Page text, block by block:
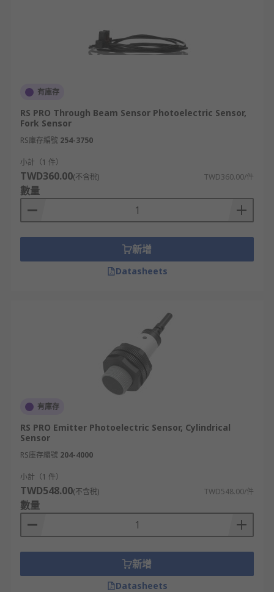
有庫存
RS PRO Through Beam Sensor Photoelectric Sensor,
Fork Sensor
RS庫存編號 254-3750
小計（1 件）
TWD360.00(不含稅) TWD360.00/件
數量
新增
Datasheets
有庫存
RS PRO Emitter Photoelectric Sensor, Cylindrical
Sensor
RS庫存編號 204-4000
小計（1 件）
TWD548.00(不含稅) TWD548.00/件
數量
新增
Datasheets